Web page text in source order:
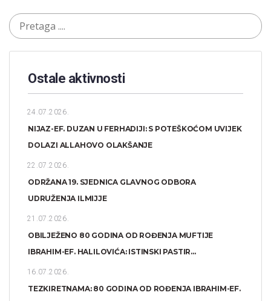
Ostale aktivnosti
24.07.2026.
NIJAZ-EF. DUZAN U FERHADIJI: S POTEŠKOĆOM UVIJEK
DOLAZI ALLAHOVO OLAKŠANJE
22.07.2026.
ODRŽANA 19. SJEDNICA GLAVNOG ODBORA
UDRUŽENJA ILMIJJE
21.07.2026.
OBILJEŽENO 80 GODINA OD ROĐENJA MUFTIJE
IBRAHIM-EF. HALILOVIĆA: ISTINSKI PASTIR...
16.07.2026.
TEZKIRETNAMA: 80 GODINA OD ROĐENJA IBRAHIM-EF.